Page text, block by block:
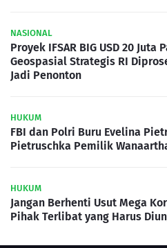
NASIONAL
Proyek IFSAR BIG USD 20 Juta
Geospasial Strategis RI
Jadi Penonton
HUKUM
FBI dan Polri Buru Evelina
Pietruschka Pemilik
HUKUM
Jangan Berhenti Usut Mega
Pihak Terlibat yang Harus